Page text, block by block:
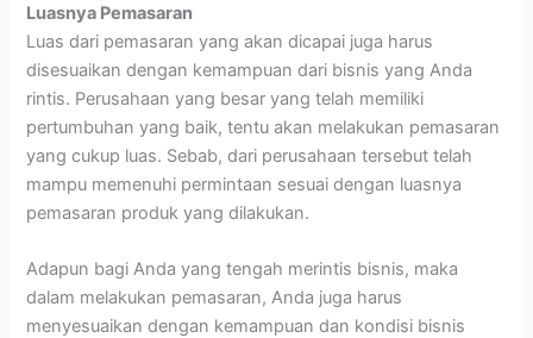
Luasnya Pemasaran
Luas dari pemasaran yang akan dicapai juga harus
disesuaikan dengan kemampuan dari bisnis yang Anda
rintis. Perusahaan yang besar yang telah memiliki
pertumbuhan yang baik, tentu akan melakukan pemasaran
yang cukup luas. Sebab, dari perusahaan tersebut telah
mampu memenuhi permintaan sesuai dengan luasnya
pemasaran produk yang dilakukan.
Adapun bagi Anda yang tengah merintis bisnis, maka
dalam melakukan pemasaran, Anda juga harus
menyesuaikan dengan kemampuan dan kondisi bisnis